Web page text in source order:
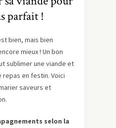
parfait !
bien, mais bien
mieux ! Un bon
sublimer une viande et
en festin. Voici
saveurs et
selon la